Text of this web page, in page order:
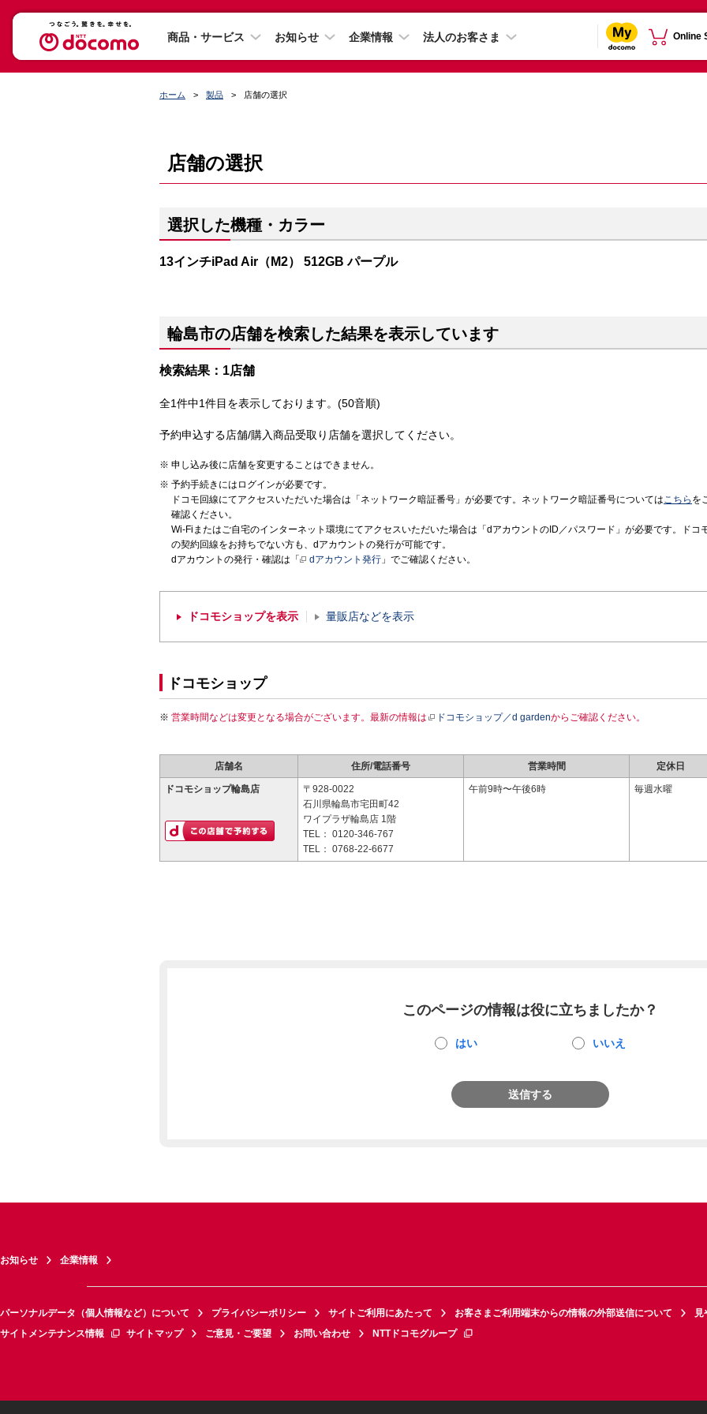
商品・サービス お知らせ 企業情報 法人のお客さま Online
ホーム 製品 店舗の選択
店舗の選択
選択した機種・カラー
13インチiPad Air（M2） 512GB パープル
輪島市の店舗を検索した結果を表示しています
検索結果：1店舗
全1件中1件目を表示しております。(50音順)
予約申込する店舗/購入商品受取り店舗を選択してください。
申し込み後に店舗を変更することはできません。
予約手続きにはログインが必要です。
ドコモ回線にてアクセスいただいた場合は「ネットワーク暗証番号」が必要です。ネットワーク暗証番号についてはこちら を
確認ください。
Wi-Fiまたはご自宅のインターネット環境にてアクセスいただいた場合は「dアカウントのID／パスワード」が必要です。ドコ
の契約回線をお持ちでない方も、dアカウントの発行が可能です。
dアカウントの発行・確認は「
dアカウント発行 」でご確認ください。
ドコモショップを表示 量販店などを表示
ドコモショップ
営業時間などは変更となる場合がございます。最新の情報は ドコモショップ／d gardenからご確認ください。
店舗名 住所/電話番号 営業時間 定休日
ドコモショップ輪島店
〒928-0022
石川県輪島市宅田町42
ワイプラザ輪島店 1階
TEL： 0120-346-767
TEL： 0768-22-6677
午前9時〜午後6時 毎週水曜
このページの情報は役に立ちましたか？
はい いいえ
送信する
お知らせ 企業情報
パーソナルデータ（個人情報など）について プライバシーポリシー サイトご利用にあたって お客さまご利用端末からの情報の外部送信について
見
サイトメンテナンス情報
サイトマップ ご意見・ご要望 お問い合わせ NTTドコモグループ